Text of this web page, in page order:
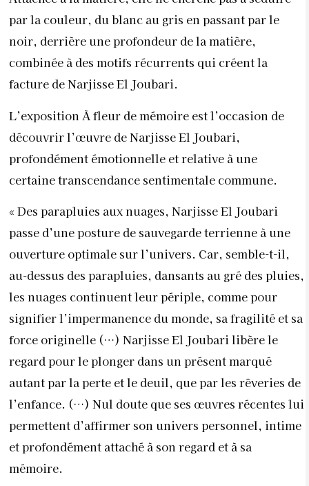
par la couleur, du blanc au gris en passant par le
noir, derrière une profondeur de la matière,
combinée à des motifs récurrents qui créent la
facture de Narjisse El Joubari.
L’exposition À fleur de mémoire est l’occasion de
découvrir l’œuvre de Narjisse El Joubari,
profondément émotionnelle et relative à une
certaine transcendance sentimentale commune.
« Des parapluies aux nuages, Narjisse El Joubari
passe d’une posture de sauvegarde terrienne à une
ouverture optimale sur l’univers. Car, semble-t-il,
au-dessus des parapluies, dansants au gré des pluies,
les nuages continuent leur périple, comme pour
signifier l’impermanence du monde, sa fragilité et sa
force originelle (…) Narjisse El Joubari libère le
regard pour le plonger dans un présent marqué
autant par la perte et le deuil, que par les rêveries de
l’enfance. (…) Nul doute que ses œuvres récentes lui
permettent d’affirmer son univers personnel, intime
et profondément attaché à son regard et à sa
mémoire.